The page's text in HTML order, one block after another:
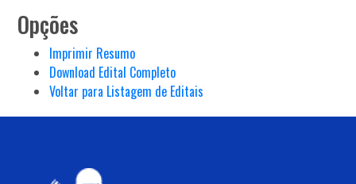
Opções
Imprimir Resumo
Download Edital Completo
Voltar para Listagem de Editais